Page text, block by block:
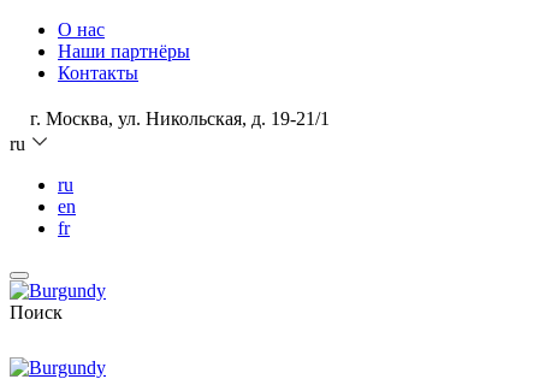
О нас
Наши партнёры
Контакты
г. Москва, ул. Никольская, д. 19-21/1
ru
ru
en
fr
Поиск